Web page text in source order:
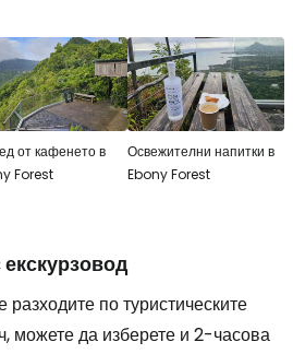
от кафенето в
Forest
Освежителни напитки в
Ebony Forest
по туристическите
можете да изберете и 2-часова